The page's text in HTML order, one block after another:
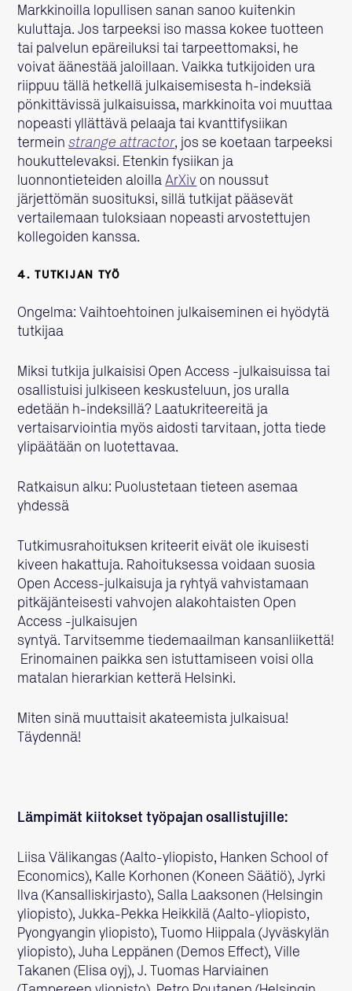
Markkinoilla lopullisen sanan sanoo kuitenkin
kuluttaja. Jos tarpeeksi iso massa kokee tuotteen
tai palvelun epäreiluksi tai tarpeettomaksi, he
voivat äänestää jaloillaan. Vaikka tutkijoiden ura
riippuu tällä hetkellä julkaisemisesta h-indeksiä
pönkittävissä julkaisuissa, markkinoita voi muuttaa
nopeasti yllättävä pelaaja tai kvanttifysiikan
termeinstrange attractor, jos se koetaan tarpeeksi
houkuttelevaksi. Etenkin fysiikan ja
luonnontieteiden aloillaArXiv on noussut
järjettömän suosituksi, sillä tutkijat pääsevät
vertailemaan tuloksiaan nopeasti arvostettujen
kollegoiden kanssa.
4. TUTKIJAN TYÖ
Ongelma: Vaihtoehtoinen julkaiseminen ei hyödytä
tutkijaa
Miksi tutkija julkaisisi Open Access -julkaisuissa tai
osallistuisi julkiseen keskusteluun, jos uralla
edetään h-indeksillä? Laatukriteereitä ja
vertaisarviointia myös aidosti tarvitaan, jotta tiede
ylipäätään on luotettavaa.
Ratkaisun alku: Puolustetaan tieteen asemaa
yhdessä
Tutkimusrahoituksen kriteerit eivät ole ikuisesti
kiveen hakattuja. Rahoituksessa voidaan suosia
Open Access-julkaisuja ja ryhtyä vahvistamaan
pitkäjänteisesti vahvojen alakohtaisten Open
Access -julkaisujen
syntyä. Tarvitsemme tiedemaailman kansanliikettä!
Erinomainen paikka sen istuttamiseen voisi olla
matalan hierarkian ketterä Helsinki.
Miten sinä muuttaisit akateemista julkaisua!
Täydennä!
Lämpimät kiitokset työpajan osallistujille:
Liisa Välikangas (Aalto-yliopisto, Hanken School of
Economics), Kalle Korhonen (Koneen Säätiö), Jyrki
Ilva (Kansalliskirjasto), Salla Laaksonen (Helsingin
yliopisto), Jukka-Pekka Heikkilä (Aalto-yliopisto,
Pyongyangin yliopisto), Tuomo Hiippala (Jyväskylän
yliopisto), Juha Leppänen (Demos Effect), Ville
Takanen (Elisa oyj), J. Tuomas Harviainen